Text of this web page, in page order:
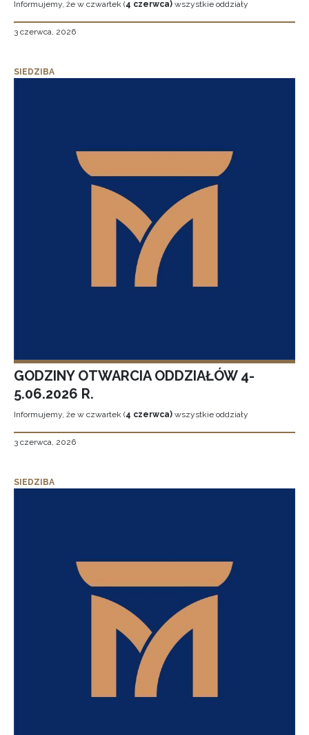
Informujemy, że w czwartek (4 czerwca) wszystkie oddziały
3 czerwca, 2026
SIEDZIBA
GODZINY OTWARCIA ODDZIAŁÓW 4-
5.06.2026 R.
Informujemy, że w czwartek (4 czerwca) wszystkie oddziały
3 czerwca, 2026
SIEDZIBA